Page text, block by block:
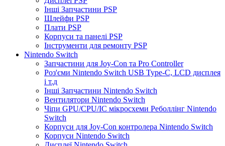
Інші Запчастини PSP
Шлейфи PSP
Плати PSP
Корпуси та панелі PSP
Інструменти для ремонту PSP
Nintendo Switch
Запчастини для Joy-Con та Pro Controller
Роз'єми Nintendo Switch USB Type-C, LCD дисплея
і т.д
Інші Запчастини Nintendo Switch
Вентилятори Nintendo Switch
Чіпи GPU/CPU/IC мікросхеми Реболлінг Nintendo
Switch
Корпуси для Joy-Con контролера Nintendo Switch
Корпуси Nintendo Switch